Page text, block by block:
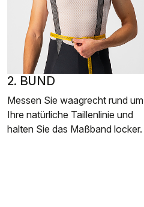
2. BUND
Messen Sie waagrecht rund um
Ihre natürliche Taillenlinie und
halten Sie das Maßband locker.